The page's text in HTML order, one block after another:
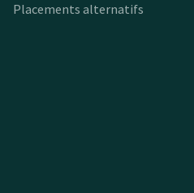
Placements alternatifs